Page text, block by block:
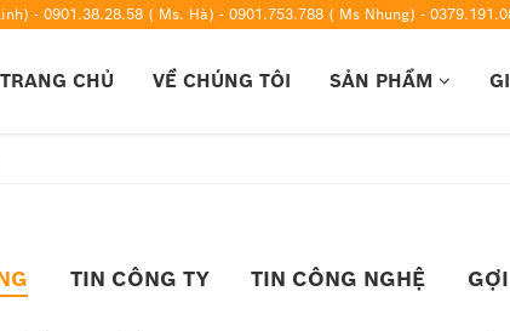
- 0901.38.28.58 ( Ms. Hà) - 0901.753.788 ( Ms Nhung) -
TRANG CHỦ VỀ CHÚNG TÔI SẢN PHẨM
TIN CÔNG TY TIN CÔNG NGHỆ